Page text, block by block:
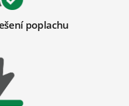
poplachu